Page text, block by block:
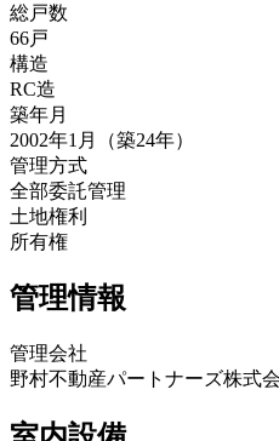
総戸数
66戸
構造
RC造
築年月
2002年1月（築24年）
管理方式
全部委託管理
土地権利
所有権
管理情報
管理会社
野村不動産パートナーズ株式